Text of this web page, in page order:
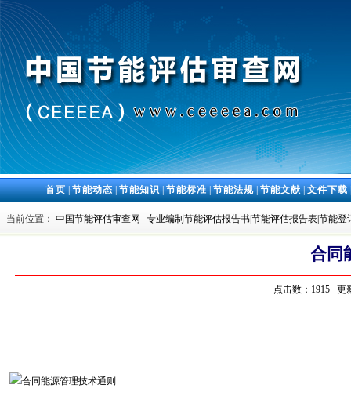
首页|节能动态|节能知识|节能标准|节能法规|节能文献|文件下载
当前位置： 中国节能评估审查网--专业编制节能评估报告书|节能评估报告表|节能登
合同
点击数：1915 更
合同能源管理技术通则